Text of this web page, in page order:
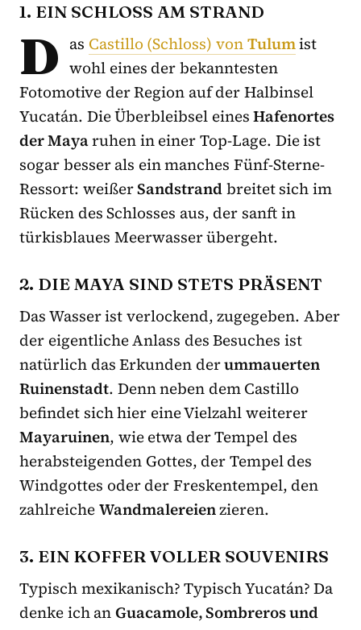
1. EIN SCHLOSS AM STRAND
D as Castillo (Schloss) vonTulumist
wohl eines der bekanntesten
Fotomotive der Region auf der Halbinsel
Yucatán. Die Überbleibsel einesHafenortes
der Mayaruhen in einer Top-Lage. Die ist
sogar besser als ein manches Fünf-Sterne-
Ressort: weißerSandstrandbreitet sich im
Rücken des Schlosses aus, der sanft in
türkisblaues Meerwasser übergeht.
2. DIE MAYA SIND STETS PRÄSENT
Das Wasser ist verlockend, zugegeben. Aber
der eigentliche Anlass des Besuches ist
natürlich das Erkunden derummauerten
Ruinenstadt. Denn neben dem Castillo
befindet sich hier eine Vielzahl weiterer
Mayaruinen, wie etwa der Tempel des
herabsteigenden Gottes, der Tempel des
Windgottes oder der Freskentempel, den
zahlreicheWandmalereienzieren.
3. EIN KOFFER VOLLER SOUVENIRS
Typisch mexikanisch? Typisch Yucatán? Da
denke ich anGuacamole, Sombreros und